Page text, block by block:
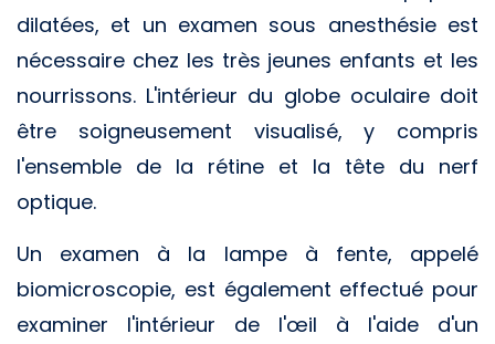
dilatées, et un examen sous anesthésie est
nécessaire chez les très jeunes enfants et les
nourrissons. L'intérieur du globe oculaire doit
être soigneusement visualisé, y compris
l'ensemble de la rétine et la tête du nerf
optique.
Un examen à la lampe à fente, appelé
biomicroscopie, est également effectué pour
examiner l'intérieur de l'œil à l'aide d'un